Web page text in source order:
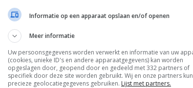
transport en minder verpakkingsmateriaal. Zo
om volledig gedemonteerd te worden
Daarnaast maakt het Maersk ECO Delivery
met minder CO₂-uitstoot te vervoeren door
oplossingen.
Informatie op een apparaat opslaan en/of openen
Meer informatie
Uw persoonsgegevens worden verwerkt en informatie van uw
(cookies, unieke ID's en andere apparaatgegevens) kan worden
opgeslagen door, geopend door en gedeeld met 332 partners of
specifiek door deze site worden gebruikt. Wij en onze partners
precieze geolocatiegegevens gebruiken. Lijst met partners.